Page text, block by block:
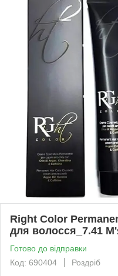
Right Color
для волосся_7.41
Готово до відправки
Код: 690404
Роздріб